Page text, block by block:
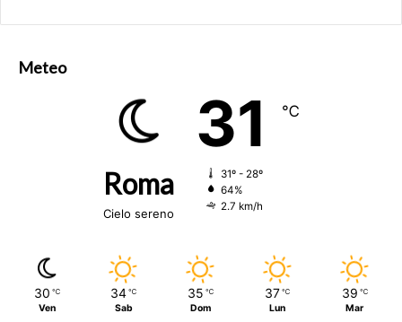
size.
Meteo
Roma
Cielo sereno
31 ℃
31º - 28º
64%
2.7 km/h
30 ℃
Ven
34 ℃
Sab
35 ℃
Dom
37 ℃
Lun
39 ℃
Mar